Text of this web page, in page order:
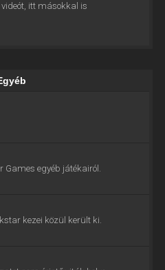
itt másokkal is
Games egyéb játékairól.
kezei közül került ki.